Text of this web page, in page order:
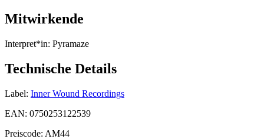
Mitwirkende
Interpret*in: Pyramaze
Technische Details
Label: Inner Wound Recordings
EAN: 0750253122539
Preiscode: AM44